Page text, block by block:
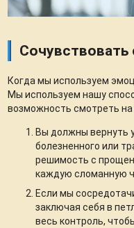
Сочувствовать
Когда мы используем
Мы используем нашу
возможность смотреть
Вы должны вернуть
болезненного или
решимость с
каждую сломанную
Если мы
заключая себя в
весь контроль,